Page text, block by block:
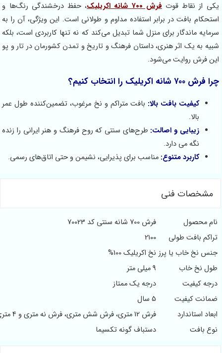
از نقاط قوتفرش ۷۰۰ شانه اکریلیک
، حفظ درخشندگی رنگ‌ها و
بافت در برابر استفاده مداوم و طولانی است. این ویژگی، آن را به
ماندگار برای منزل شما تبدیل می‌کند که نه تنها کاربردی است، بلکه
به یک اثر هنری، داستان فرهنگ و تاریخ و تمدن کشورمان در تار و پو
فرش روایت می‌شود.
شانه اکریلیک را انتخاب کنیم؟
کیفیت بافت بالا:بافت متراکم و نخ مرغوب، تضمین‌کننده طول عمر
بالا.
زیبایی و اصالت:طرح‌های سنتی که روح فرهنگ و هنر ایرانی را زنده
نگه می دارد.
کاربرد متنوع:مناسب برای پذیرایی، نشیمن و حتی اتاق‌های رسمی.
مشخصات فنی
محصول
فرش 700 شانه سنتی کد 70023
بافت طولی
2100
نخ خاب یا پرز نخ اکریلیک 100%
نخ خاب
کیفیت
درجه یک ممتاز
کیفیت
استاندارد
فرش 12 متری، فرش شش متری، فرش نه متری و 4 متری
بافت
دستباف گونه تکسیما